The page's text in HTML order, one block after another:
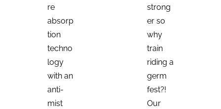
re
absorp
tion
techno
logy
with an
anti-
mist
strong
er so
why
train
riding a
germ
fest?!
Our